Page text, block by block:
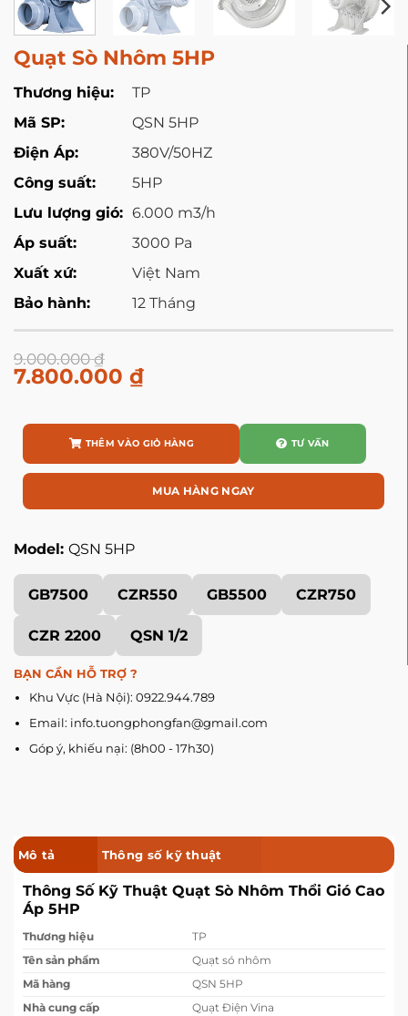
Quạt Sò Nhôm 5HP
Thương hiệu:
TP
Mã SP:
QSN 5HP
Điện Áp:
380V/50HZ
Công suất:
5HP
Lưu lượng gió: 6.000 m3/h
Áp suất:
3000 Pa
Xuất xứ:
Việt Nam
Bảo hành:
12 Tháng
9.000.000₫
7.800.000 ₫
THÊM VÀO GIỎ HÀNG
MUA HÀNG NGAY
TƯ VẤN
Model: QSN 5HP
GB7500 CZR550 GB5500 CZR750
CZR 2200 QSN 1/2
BẠN CẦN HỖ TRỢ ?
Khu Vực (Hà Nội): 0922.944.789
Email: info.tuongphongfan@gmail.com
Góp ý, khiếu nại: (8h00 - 17h30)
Mô tả Thông số kỹ thuật
Thông Số Kỹ Thuật Quạt Sò Nhôm Thổi Gió Cao
Áp 5HP
Thương hiệu
TP
Tên sản phẩm
Quạt só nhôm
Mã hàng
QSN 5HP
Nhà cung cấp
Quạt Điện Vina